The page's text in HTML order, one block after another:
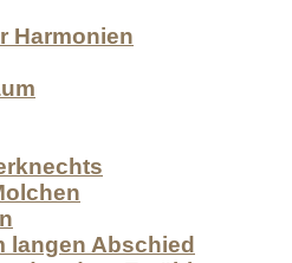
Harmonien
langen Abschied